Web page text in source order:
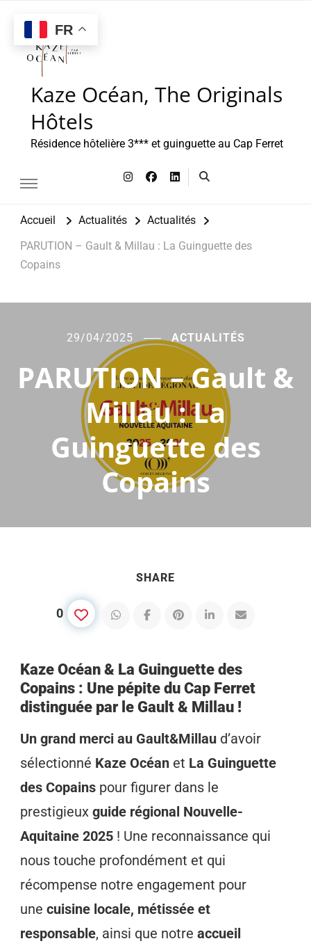
Kaze Océan, The Originals
Hôtels
Résidence hôtelière 3*** et guinguette au Cap Ferret
Accueil Actualités Actualités
PARUTION – Gault & Millau : La Guinguette des
Copains
29/04/2025 ACTUALITÉS
PARUTION – Gault &
Millau : La
Guinguette des
Copains
SHARE
0
Kaze Océan & La Guinguette des
Copains : Une pépite du Cap Ferret
distinguée par le Gault & Millau !
Un grand merci au Gault&Millau d’avoir
sélectionné Kaze Océan et La Guinguette
des Copains pour figurer dans le
prestigieux guide régional Nouvelle-
Aquitaine 2025 ! Une reconnaissance qui
nous touche profondément et qui
récompense notre engagement pour
une cuisine locale, métissée et
responsable, ainsi que notre accueil
FR